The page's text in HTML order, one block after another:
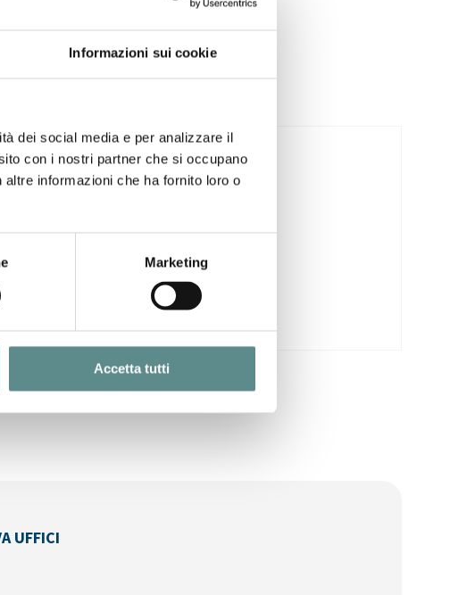
Informazioni sui cookie
dei social media e per analizzare il
con i nostri partner che si occupano
informazioni che ha fornito loro o
Marketing
Accetta tutti
29/07/2026
CINA
UFFICI